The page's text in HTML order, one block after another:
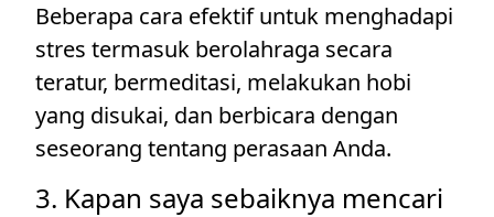
Beberapa cara efektif untuk menghadapi
stres termasuk berolahraga secara
teratur, bermeditasi, melakukan hobi
yang disukai, dan berbicara dengan
seseorang tentang perasaan Anda.
3. Kapan saya sebaiknya mencari